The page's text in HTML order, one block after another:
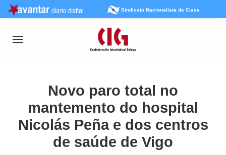
Sindicato Nacionalista de Clase
Novo paro total no
mantemento do hospital
Nicolás Peña e dos centros
de saúde de Vigo